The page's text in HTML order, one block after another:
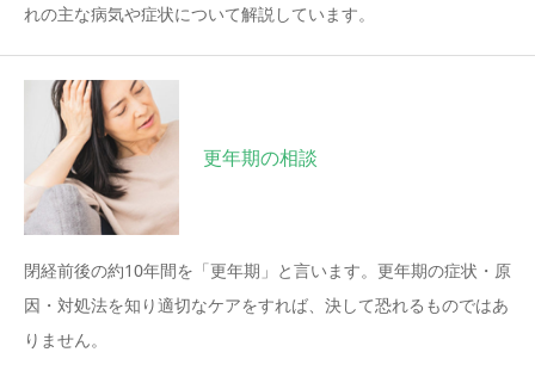
れの主な病気や症状について解説しています。
更年期の相談
閉経前後の約10年間を「更年期」と言います。更年期の症状・原
因・対処法を知り適切なケアをすれば、決して恐れるものではあ
りません。